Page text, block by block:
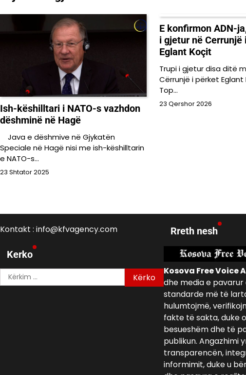
Ish-këshilltari i NATO-s vazhdon
dëshminë në Hagë
Java e dëshmive në Gjykatën
Speciale në Hagë nisi me ish-këshilltarin
e NATO-s…
23 Shtator 2025
E konfirmon ADN-
i gjetur në Cerrunjë
Eglant Koçit
Trupi i gjetur disa ditë
Cërrunjë i përket Eglant
Top…
23 Qershor 2026
Kontakt : info@kfvagency.com
Kerko
Kërko
për:
Rreth nesh
Kosova Free Voice
dhe media e
standarde më të
hulumtojmë,
fakte të sakta, duke
besueshëm dhe të
publikun. Angazhimi
transparencën,
informimit, duke u